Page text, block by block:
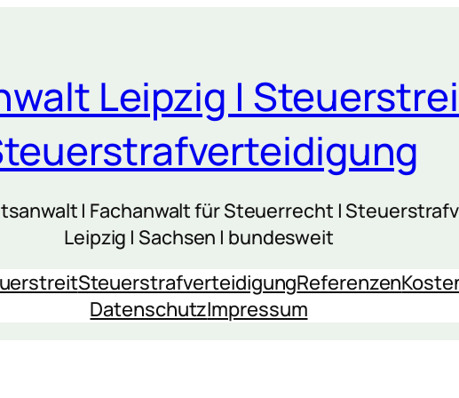
Leipzig |
| Fachanwalt für Steuerrecht |
Leipzig | Sachsen | bundesweit
SteuerstrafverteidigungReferenzen
DatenschutzImpressum